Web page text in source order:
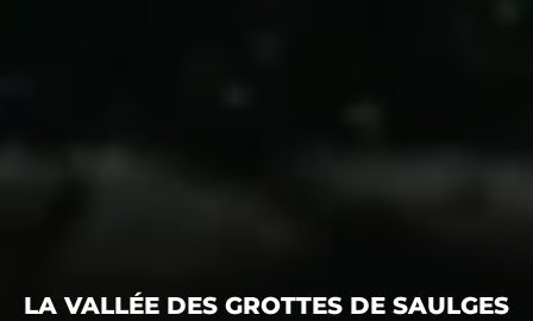
LA VALLÉE DES GROTTES DE SAULGES